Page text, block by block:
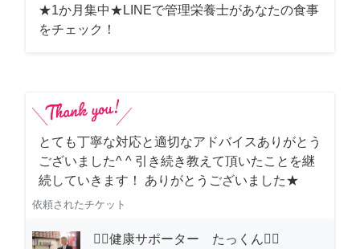
★1か月集中★LINEで管理栄養士があなたの食事
をチェック！
とても丁寧な対応と適切なアドバイスありがとう
ございました^ ^ 引き続き教えて頂いたことを継
続していきます！ ありがとうございました★
依頼されたチケット
🏋️‍♂️健康サポーター たっくん🏋️‍♂️